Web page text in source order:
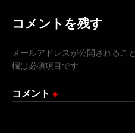
コメントを残す
メールアドレスが公開されるこ
欄は必須項目です
コメント ※